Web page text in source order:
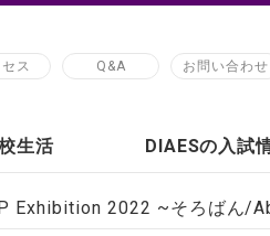
ス Q&A お問い合わせ
生活 DIAESの入試
Exhibition 2022 ~そろばん/